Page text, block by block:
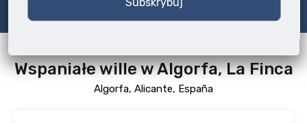
Szukaj
Wspaniałe wille w Algorfa, La Finca
Algorfa, Alicante, España